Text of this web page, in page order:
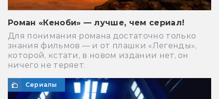
Роман «Кеноби» — лучше, чем сериал!
Для понимания романа достаточно только
знания фильмов — и от плашки «Легенды»,
которой, кстати, в новом издании нет, он
ничего не теряет.
Сериалы